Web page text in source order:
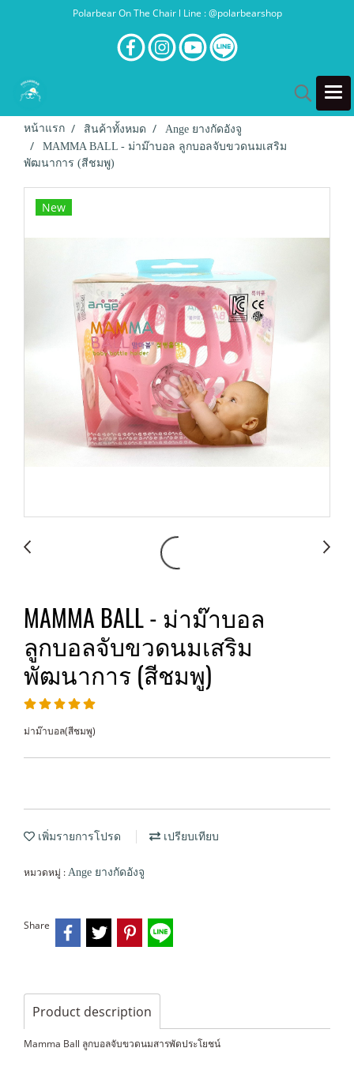
Polarbear On The Chair l Line : @polarbearshop
หน้าแรก สินค้าทั้งหมด
Ange ยางกัดอังจู
MAMMA BALL - ม่าม๊าบอล ลูกบอลจับขวดนมเสริม
พัฒนาการ (สีชมพู)
New
MAMMA BALL - ม่าม๊าบอล
ลูกบอลจับขวดนมเสริม
พัฒนาการ (สีชมพู)
ม่าม๊าบอล(สีชมพู)
เพิ่มรายการโปรด เปรียบเทียบ
หมวดหมู่ : Ange ยางกัดอังจู
Share
Product description
Mamma Ball ลูกบอลจับขวดนมสารพัดประโยชน์